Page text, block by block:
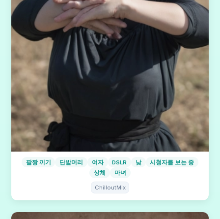
팔짱 끼기 단발머리 여자 DSLR 낮
시청자를 보는 중
상체
마녀
ChilloutMix